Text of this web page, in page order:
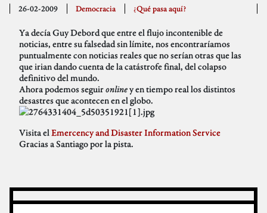
26-02-2009 Democracia ¿Qué pasa aquí?
Ya decía Guy Debord que entre el flujo incontenible de
noticias, entre su falsedad sin límite, nos encontraríamos
puntualmente con noticias reales que no serían otras que las
que irian dando cuenta de la catástrofe final, del colapso
definitivo del mundo.
Ahora podemos seguironliney en tiempo real los distintos
desastres que acontecen en el globo.
Visita elEmercency and Disaster Information Service
Gracias a Santiago por la pista.